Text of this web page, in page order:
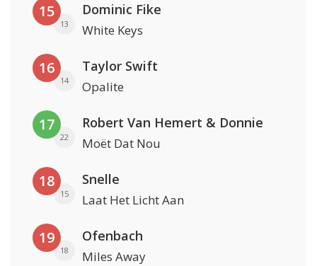
15
13
Dominic Fike
White Keys
16
14
Taylor Swift
Opalite
17
22
Robert Van Hemert & Donnie
Moët Dat Nou
18
15
Snelle
Laat Het Licht Aan
19
18
Ofenbach
Miles Away